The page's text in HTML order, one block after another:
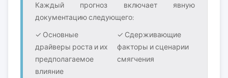
Каждый прогноз включает явную
документацию следующего:
✓ Основные
драйверы роста и их
предполагаемое
влияние
✓ Сдерживающие
факторы и сценарии
смягчения